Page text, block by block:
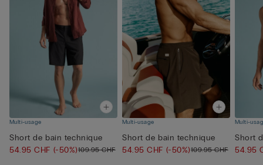
Multi-usage
Short de bain technique
54.95 CHF (-50%)109.95 CHF
Multi-usage
Short de bain technique
54.95 CHF (-50%)109.95 CHF
Multi-
Short
54.95